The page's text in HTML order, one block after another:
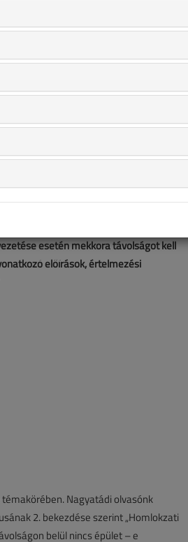
esetén mekkora távolságot kell
előírások, értelmezési
Nagyatádi olvasónk
2. bekezdése szerint „Homlokzati
belül nincs épület – e